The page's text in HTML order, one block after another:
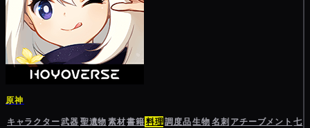
原神
キャラクター武器聖遺物素材書籍料理調度品生物名刺 アチーブメント 七